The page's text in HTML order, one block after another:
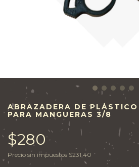
ABRAZADERA DE
PARA MANGUERAS 3/8
$280
Precio sin impuestos $231,40